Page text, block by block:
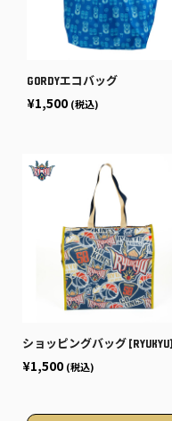
GORDYエコバッグ
¥1,500 (税込)
ショッピングバッグ [RYUKYU]
¥1,500 (税込)